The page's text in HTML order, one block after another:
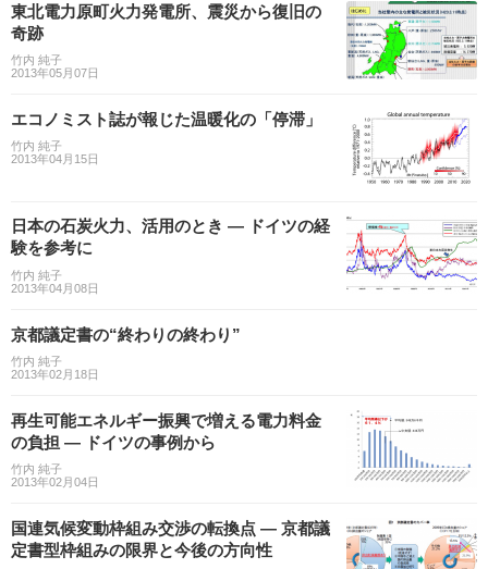
東北電力原町火力発電所、震災から復旧の
奇跡
竹内 純子
2013年05月07日
エコノミスト誌が報じた温暖化の「停滞」
竹内 純子
2013年04月15日
日本の石炭火力、活用のとき — ドイツの経
験を参考に
竹内 純子
2013年04月08日
京都議定書の“終わりの終わり”
竹内 純子
2013年02月18日
再生可能エネルギー振興で増える電力料金
の負担 — ドイツの事例から
竹内 純子
2013年02月04日
国連気候変動枠組み交渉の転換点 — 京都議
定書型枠組みの限界と今後の方向性